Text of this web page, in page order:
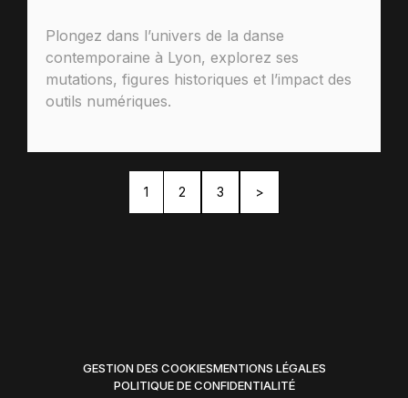
Plongez dans l’univers de la danse
contemporaine à Lyon, explorez ses
mutations, figures historiques et l’impact des
outils numériques.
1 2 3 >
GESTION DES COOKIESMENTIONS LÉGALES
POLITIQUE DE CONFIDENTIALITÉ